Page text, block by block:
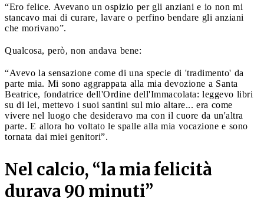
“Ero felice. Avevano un ospizio per gli anziani e io non mi
stancavo mai di curare, lavare o perfino bendare gli anziani
che morivano”.
Qualcosa, però, non andava bene:
“Avevo la sensazione come di una specie di 'tradimento' da
parte mia. Mi sono aggrappata alla mia devozione a Santa
Beatrice, fondatrice dell'Ordine dell'Immacolata: leggevo libri
su di lei, mettevo i suoi santini sul mio altare... era come
vivere nel luogo che desideravo ma con il cuore da un'altra
parte. E allora ho voltato le spalle alla mia vocazione e sono
tornata dai miei genitori”.
Nel calcio, “la mia felicità
durava 90 minuti”